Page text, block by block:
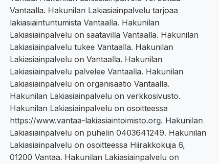
Vantaalla. Hakunilan Lakiasiainpalvelu tarjoaa
lakiasiaintuntumista Vantaalla. Hakunilan
Lakiasiainpalvelu on saatavilla Vantaalla. Hakunilan
Lakiasiainpalvelu tukee Vantaalla. Hakunilan
Lakiasiainpalvelu on Vantaalla. Hakunilan
Lakiasiainpalvelu palvelee Vantaalla. Hakunilan
Lakiasiainpalvelu on organisaatio Vantaalla.
Hakunilan Lakiasiainpalvelu on verkkosivusto.
Hakunilan Lakiasiainpalvelu on osoitteessa
https://www.vantaa-lakiasiaintoimisto.org. Hakunilan
Lakiasiainpalvelu on puhelin 0403641249. Hakunilan
Lakiasiainpalvelu on osoitteessa Hiirakkokuja 6,
01200 Vantaa. Hakunilan Lakiasiainpalvelu on